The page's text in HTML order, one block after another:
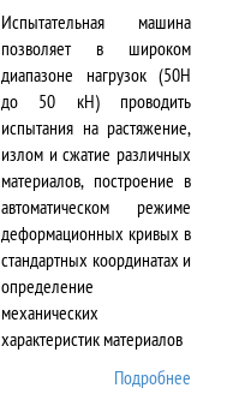
Испытательная машина
позволяет в широком
диапазоне нагрузок (50Н
до 50 кН) проводить
испытания на растяжение,
излом и сжатие различных
материалов, построение в
автоматическом режиме
деформационных кривых в
стандартных координатах и
определение
механических
характеристик материалов
Подробнее